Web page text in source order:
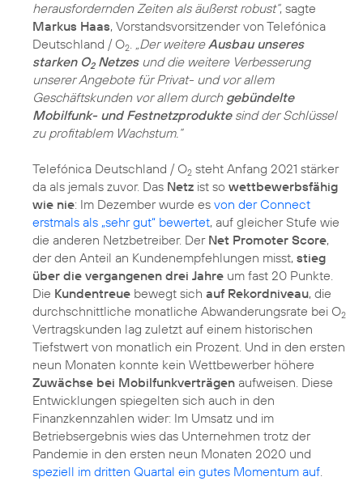
herausfordernden Zeiten als äußerst robust“, sagte
Markus Haas, Vorstandsvorsitzender von Telefónica
Deutschland / O2. „Der weitereAusbau unseres
starken O2Netzesund die weitere Verbesserung
unserer Angebote für Privat- und vor allem
Geschäftskunden vor allem durch gebündelte
Mobilfunk- und Festnetzproduktesind der Schlüssel
zu profitablem Wachstum.“
Telefónica Deutschland / O2 steht Anfang 2021 stärker
da als jemals zuvor. Das Netz ist so wettbewerbsfähig
wie nie: Im Dezember wurde es von der Connect
erstmals als „sehr gut“ bewertet, auf gleicher Stufe wie
die anderen Netzbetreiber. Der Net Promoter Score,
der den Anteil an Kundenempfehlungen misst, stieg
über die vergangenen drei Jahre um fast 20 Punkte.
Die Kundentreue bewegt sich auf Rekordniveau, die
durchschnittliche monatliche Abwanderungsrate bei O2
Vertragskunden lag zuletzt auf einem historischen
Tiefstwert von monatlich ein Prozent. Und in den ersten
neun Monaten konnte kein Wettbewerber höhere
Zuwächse bei Mobilfunkverträgen aufweisen. Diese
Entwicklungen spiegelten sich auch in den
Finanzkennzahlen wider: Im Umsatz und im
Betriebsergebnis wies das Unternehmen trotz der
Pandemie in den ersten neun Monaten 2020 und
speziell im dritten Quartal ein gutes Momentum auf.